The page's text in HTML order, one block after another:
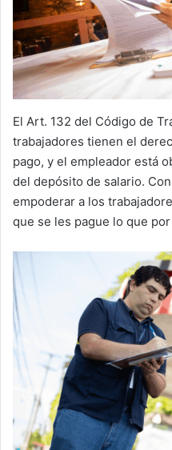
El Art. 132 del Código de
trabajadores tienen el
pago, y el empleador está
del depósito de salario.
empoderar a los
que se les pague lo que